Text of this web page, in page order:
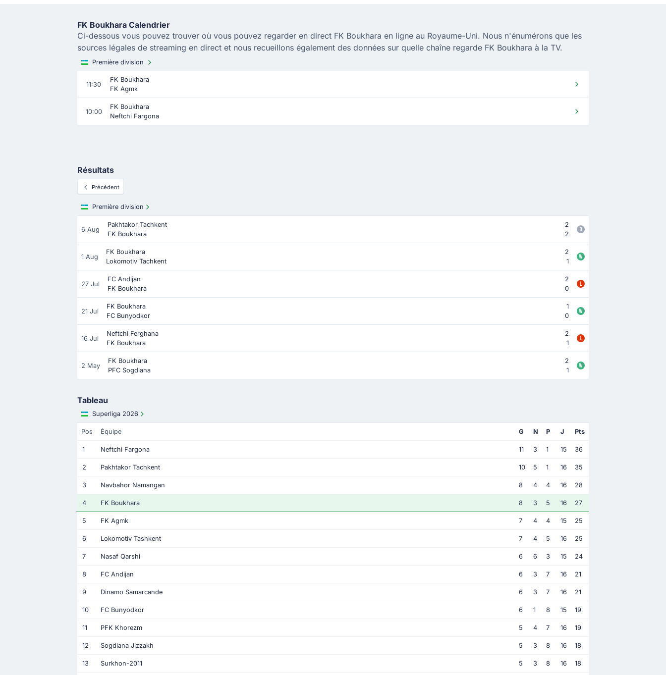
FK Boukhara Calendrier
Ci-dessous vous pouvez trouver où vous pouvez regarder en direct FK Boukhara en ligne au Royaume-Uni. Nous n'énumérons que les
sources légales de streaming en direct et nous recueillons également des données sur quelle chaîne regarde FK Boukhara à la TV.
Première division
11:30
FK Boukhara
FK Agmk
10:00
FK Boukhara
Neftchi Fargona
Résultats
Précédent
Première division
6 Aug
Pakhtakor Tachkent
2
FK Boukhara
2
1 Aug
FK Boukhara
2
Lokomotiv Tachkent
1
27 Jul
FC Andijan
2
FK Boukhara
0
21 Jul
FK Boukhara
1
FC Bunyodkor
0
16 Jul
Neftchi Ferghana
2
FK Boukhara
1
2 May
FK Boukhara
2
PFC Sogdiana
1
Tableau
Superliga 2026
Pos Équipe G N P J Pts
1 Neftchi Fargona 11 3 1 15 36
2 Pakhtakor Tachkent 10 5 1 16 35
3 Navbahor Namangan 8 4 4 16 28
4 FK Boukhara 8 3 5 16 27
5 FK Agmk 7 4 4 15 25
6 Lokomotiv Tashkent 7 4 5 16 25
7 Nasaf Qarshi 6 6 3 15 24
8 FC Andijan 6 3 7 16 21
9 Dinamo Samarcande 6 3 7 16 21
10 FC Bunyodkor 6 1 8 15 19
11 PFK Khorezm 5 4 7 16 19
12 Sogdiana Jizzakh 5 3 8 16 18
13 Surkhon-2011 5 3 8 16 18